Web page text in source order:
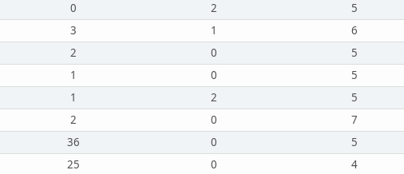
0 2 5
3 1 6
2 0 5
1 0 5
1 2 5
2 0 7
36 0 5
25 0 4